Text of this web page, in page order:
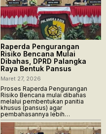
Raperda Pengurangan
Risiko Bencana Mulai
Dibahas, DPRD Palangka
Raya Bentuk Pansus
Maret 27, 2026
Proses Raperda Pengurangan
Risiko Bencana mulai dibahas
melalui pembentukan panitia
khusus (pansus) agar
pembahasannya lebih…